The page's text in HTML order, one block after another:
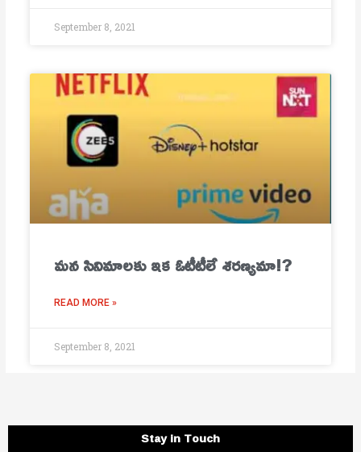
September 8, 2021
మ‌న సినిమాల‌కు ఇక ఓటీటీలే శ‌ర‌ణ్య‌మా!?
READ MORE »
September 8, 2021
Stay in Touch